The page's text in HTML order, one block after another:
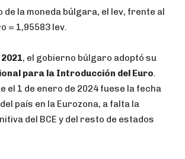
de la moneda búlgara, el lev, frente al
= 1,95583 lev.
, el gobierno búlgaro adoptó su
para la Introducción del Euro.
el 1 de enero de 2024 fuese la fecha
país en la Eurozona, a falta la
del BCE y del resto de estados